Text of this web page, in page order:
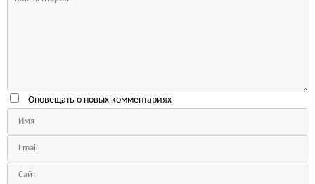
Оповещать о новых комментариях